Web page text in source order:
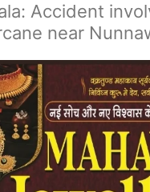
Accident
near